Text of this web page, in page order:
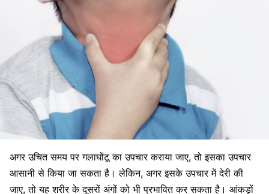
अगर उचित समय पर गलाघोंटू का उपचार कराया जाए, तो इसका उपचार
आसानी से किया जा सकता है। लेकिन, अगर इसके उपचार में देरी की
जाए, तो यह शरीर के दूसरों अंगों को भी प्रभावित कर सकता है। आंकड़ों